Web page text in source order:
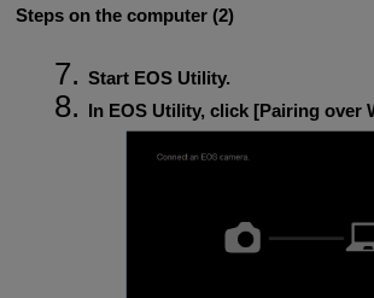
Steps on the computer (2)
Start EOS Utility.
In EOS Utility, click [Pairing over